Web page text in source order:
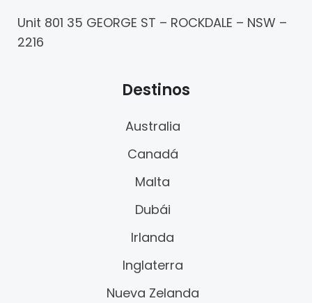
Unit 801 35 GEORGE ST – ROCKDALE – NSW –
2216
Destinos
Australia
Canadá
Malta
Dubái
Irlanda
Inglaterra
Nueva Zelanda